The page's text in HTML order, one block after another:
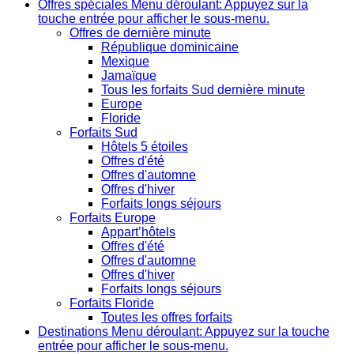
Offres spéciales Menu déroulant: Appuyez sur la
touche entrée pour afficher le sous-menu.
Offres de dernière minute
République dominicaine
Mexique
Jamaïque
Tous les forfaits Sud dernière minute
Europe
Floride
Forfaits Sud
Hôtels 5 étoiles
Offres d'été
Offres d'automne
Offres d'hiver
Forfaits longs séjours
Forfaits Europe
Appart’hôtels
Offres d'été
Offres d'automne
Offres d'hiver
Forfaits longs séjours
Forfaits Floride
Toutes les offres forfaits
Destinations Menu déroulant: Appuyez sur la touche
entrée pour afficher le sous-menu.